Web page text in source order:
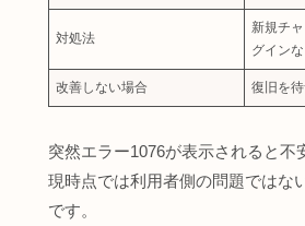
対処法
新規チ
グイン
改善しない場合 復旧を
突然エラー1076が表示されると不
現時点では利用者側の問題ではな
です。